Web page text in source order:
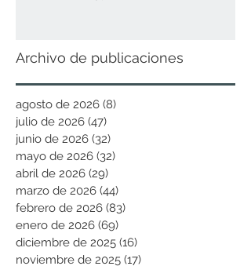
Archivo de publicaciones
agosto de 2026 (8)
julio de 2026 (47)
junio de 2026 (32)
mayo de 2026 (32)
abril de 2026 (29)
marzo de 2026 (44)
febrero de 2026 (83)
enero de 2026 (69)
diciembre de 2025 (16)
noviembre de 2025 (17)